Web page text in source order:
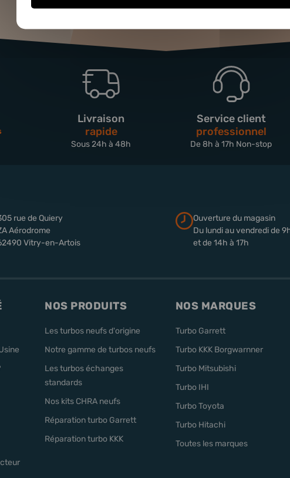
Livraison
rapide
Sous 24h à 48h
Service client
professionnel
De 8h à 17h Non-stop
rue de Quiery
Aérodrome
Vitry-en-Artois
Ouverture du magasin
Du lundi au vendredi de
et de 14h à 17h
NOS PRODUITS
Les turbos neufs d'origine
Notre gamme de turbos neufs
Les turbos échanges
standards
Nos kits CHRA neufs
Réparation turbo Garrett
Réparation turbo KKK
NOS MARQUES
Turbo Garrett
Turbo KKK Borgwarnner
Turbo Mitsubishi
Turbo IHI
Turbo Toyota
Turbo Hitachi
Toutes les marques